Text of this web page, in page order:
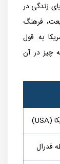
زندگی در
فرهنگ
به قول
چیز در آن
(
USA
)
فدرال